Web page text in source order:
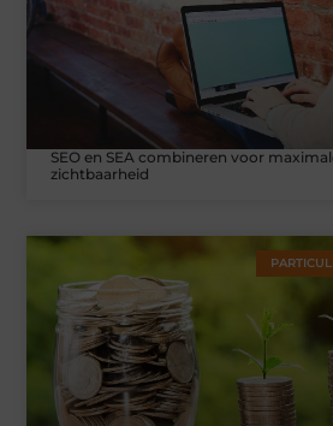
SEO en SEA combineren voor
zichtbaarheid